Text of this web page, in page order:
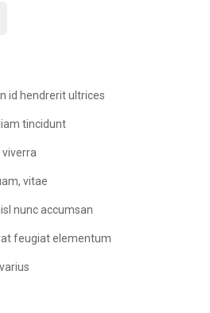
id hendrerit ultrices
tincidunt
viverra
vitae
nunc accumsan
feugiat elementum